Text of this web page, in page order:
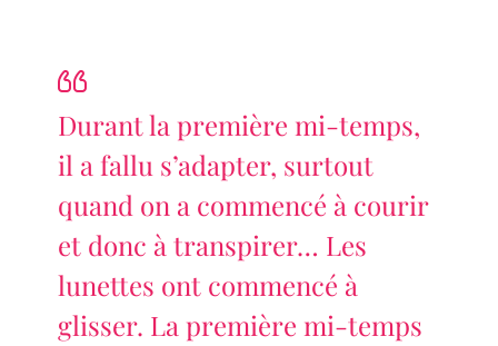
Durant la première mi-temps,
il a fallu s’adapter, surtout
quand on a commencé à courir
et donc à transpirer… Les
lunettes ont commencé à
glisser. La première mi-temps